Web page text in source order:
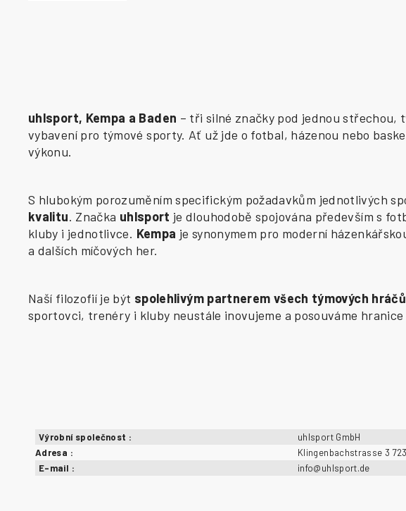
uhlsport, Kempa a Baden – tři silné značky pod jednou střechou,
vybavení pro týmové sporty. Ať už jde o fotbal, házenou nebo
výkonu.
S hlubokým porozuměním specifickým požadavkům jednotlivých
kvalitu. Značka uhlsport je dlouhodobě spojována především s
kluby i jednotlivce. Kempa je synonymem pro moderní
a dalších míčových her.
Naší filozofií je být spolehlivým partnerem všech týmových hráčů
sportovci, trenéry i kluby neustále inovujeme a posouváme
Výrobní společnost :
uhlsport GmbH
Adresa :
Klingenbachstrasse 3
E-mail : info@uhlsport.de